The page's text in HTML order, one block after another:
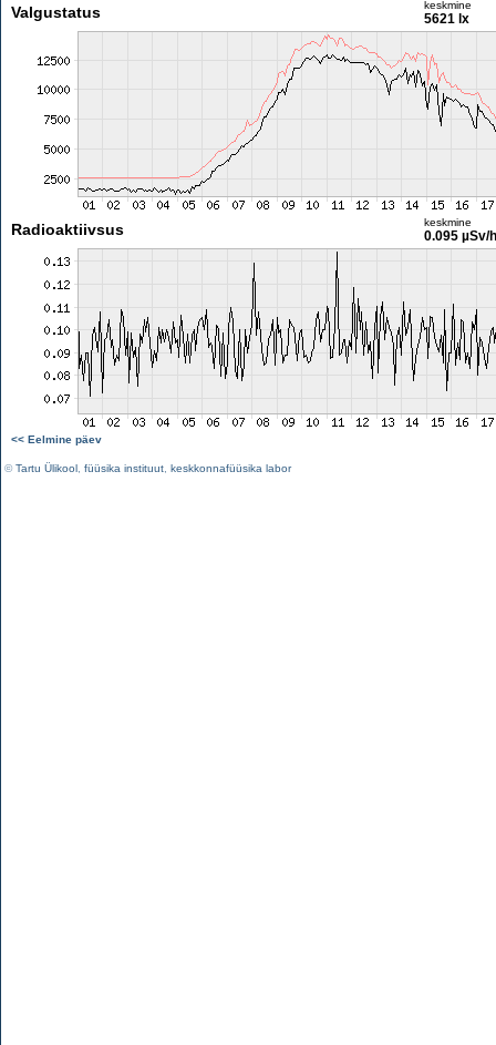
Valgustatus keskmine
5621 lx
Radioaktiivsus keskmine
0.095 µSv/h
<< Eelmine päev
©Tartu Ülikool füüsika instituut keskkonnafüüsika labor